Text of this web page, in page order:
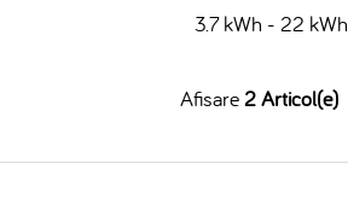
3.7 kWh - 22 kWh
Afisare2 Articol(e)